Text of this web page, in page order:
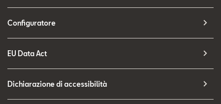
Configuratore
EU Data Act
Dichiarazione di accessibilità